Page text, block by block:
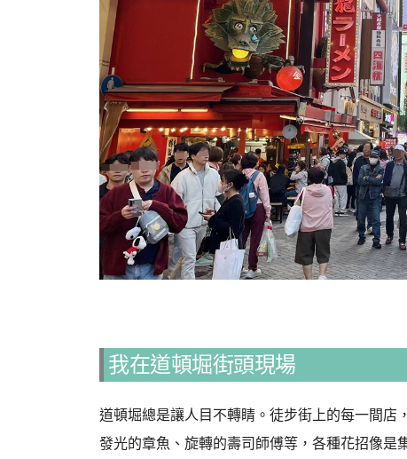
我在道頓堀街頭現場
道頓堀總是讓人目不轉睛。徒步街上的每一間
發光的章魚、旋轉的壽司師傅等，各種花招像是